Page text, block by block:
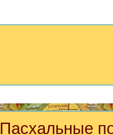
Пасхальные